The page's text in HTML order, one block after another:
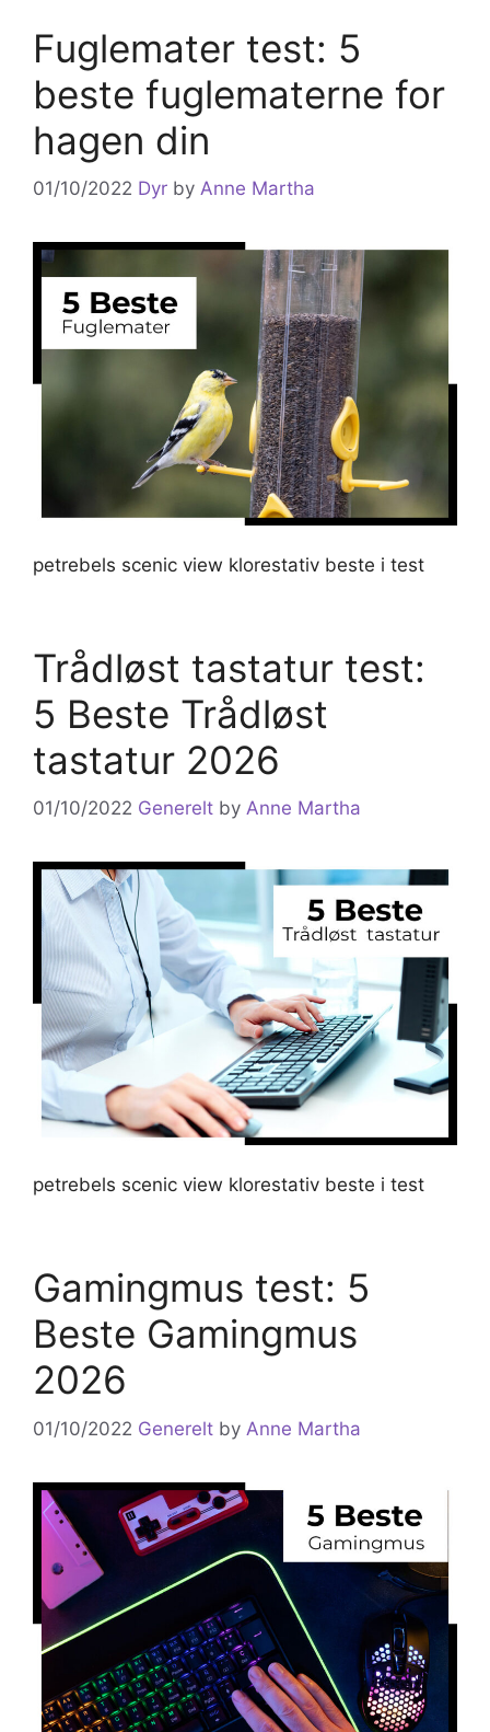
Fuglemater test: 5
beste fuglematerne for
hagen din
01/10/2022 Dyr by Anne Martha
petrebels scenic view klorestativ beste i test
Trådløst tastatur test:
5 Beste Trådløst
tastatur 2026
01/10/2022 Generelt by Anne Martha
petrebels scenic view klorestativ beste i test
Gamingmus test: 5
Beste Gamingmus
2026
01/10/2022 Generelt by Anne Martha